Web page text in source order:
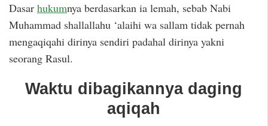
Dasar hukumnya berdasarkan ia lemah, sebab Nabi
Muhammad shallallahu ‘alaihi wa sallam tidak pernah
mengaqiqahi dirinya sendiri padahal dirinya yakni
seorang Rasul.
Waktu dibagikannya daging
aqiqah